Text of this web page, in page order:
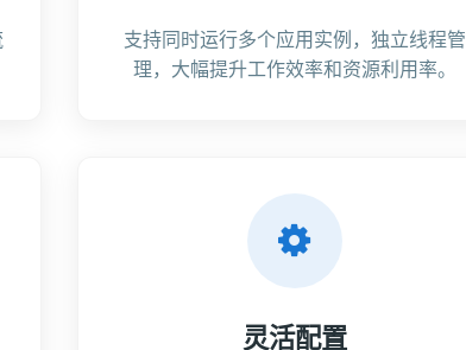
支持同时运行多个应用实例，独立线程管
理，大幅提升工作效率和资源利用率。
灵活配置